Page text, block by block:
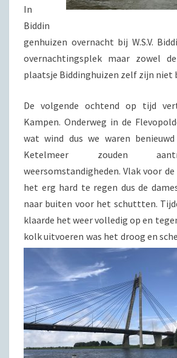
In
Biddin
genhuizen overnacht bij W.S.V.
overnachtingsplek maar zowel
plaatsje Biddinghuizen zelf zijn niet
De volgende ochtend op tijd
Kampen. Onderweg in de
wat wind dus we waren
Ketelmeer zouden
weersomstandigheden. Vlak voor
het erg hard te regen dus de
naar buiten voor het schuttten.
klaarde het weer volledig op en
kolk uitvoeren was het droog en